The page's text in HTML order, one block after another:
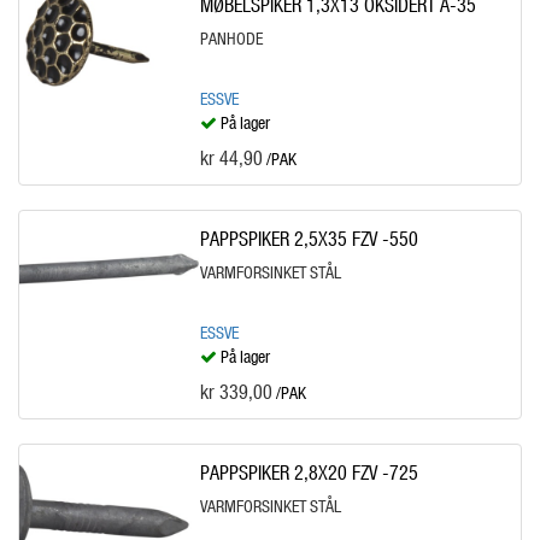
PANHODE
ESSVE
På lager
kr 44,90 /PAK
PAPPSPIKER 2,5X35 FZV -550
VARMFORSINKET STÅL
ESSVE
På lager
kr 339,00 /PAK
PAPPSPIKER 2,8X20 FZV -725
VARMFORSINKET STÅL